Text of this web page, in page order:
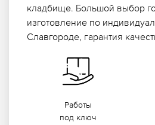
Каталог мемориальных
кладбище. Большой выбор
изготовление по
Работы